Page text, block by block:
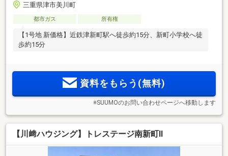
三重県津市美川町
都市ガス 所有権
【1号地 新価格】近鉄津新町駅へ徒歩約15分、新町小学校へ徒
歩約15分
資料をもらう(無料)
※SUUMOのお問い合わせページへ移動します
【川﨑ハウジング】トレステージ南新町Ⅱ